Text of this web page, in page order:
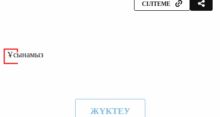
СІЛТЕМЕ
Ұсынамыз
ЖҮКТЕУ